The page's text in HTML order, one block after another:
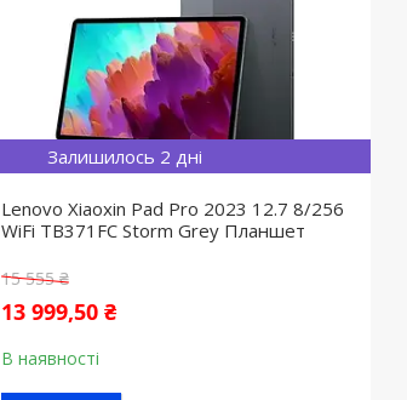
Залишилось 2 дні
Lenovo Xiaoxin Pad Pro 2023 12.7 8/256
WiFi TB371FC Storm Grey Планшет
15 555 ₴
13 999,50 ₴
В наявності